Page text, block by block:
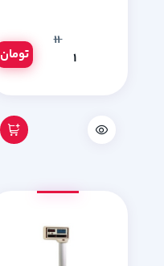
۱۱
تومان